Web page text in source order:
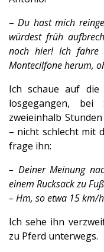
–Du hast mich
würdest früh
noch hier! Ich fahre
Montecilfone herum,
Ich schaue auf
losgegangen,
zweieinhalb
– nicht schlecht mit
frage ihn:
– Deiner Meinung
einem Rucksack zu
– Hm, so etwa 15 km/
Ich sehe ihn
zu Pferd unterwegs.